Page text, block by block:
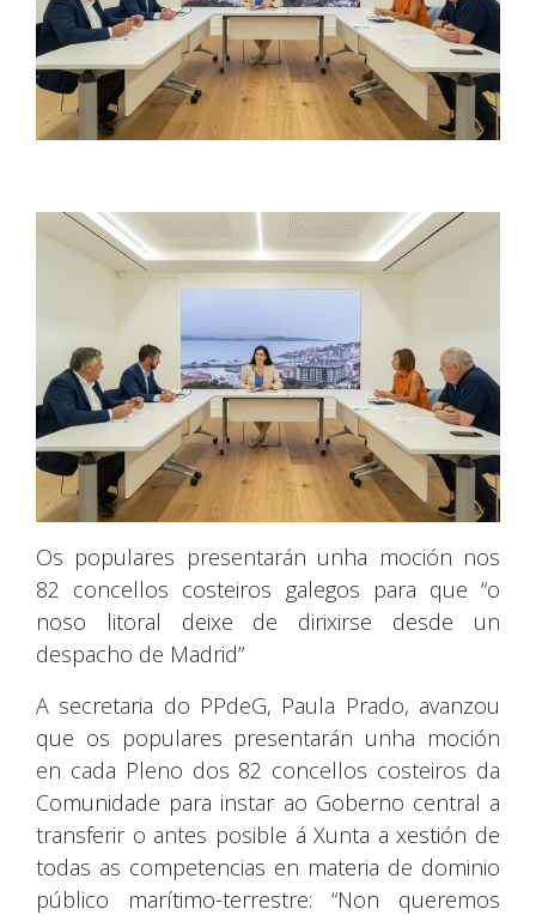
Os populares presentarán unha moción nos
82 concellos costeiros galegos para que “o
noso litoral deixe de dirixirse desde un
despacho de Madrid”
A secretaria do PPdeG, Paula Prado, avanzou
que os populares presentarán unha moción
en cada Pleno dos 82 concellos costeiros da
Comunidade para instar ao Goberno central a
transferir o antes posible á Xunta a xestión de
todas as competencias en materia de dominio
público marítimo-terrestre: “Non queremos